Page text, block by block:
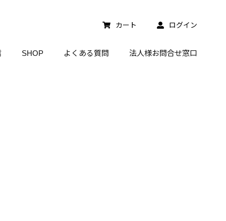
ログイン
カート
SHOP よくある質問 法人様お問合せ窓口